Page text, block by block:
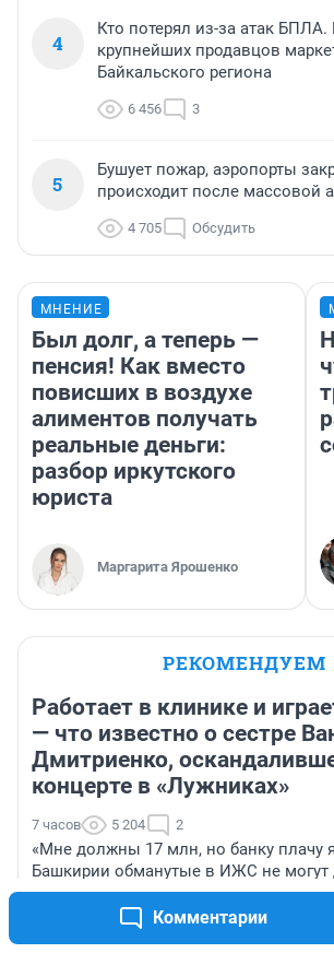
Комментарии
4
Кто потерял из-за атак БПЛА.
крупнейших продавцов
Байкальского региона
6 456 3
5
Бушует пожар, аэропорты
происходит после массовой
4 705 Обсудить
МНЕНИЕ
Был долг, а теперь —
пенсия! Как вместо
повисших в воздухе
алиментов получать
реальные деньги:
разбор иркутского
юриста
Маргарита Ярошенко
РЕКОМЕНДУЕМ
Работает в клинике и
— что известно о сестре
Дмитриенко,
концерте в «Лужниках»
7 часов 5 204 2
«Мне должны 17 млн, но банку плачу
Башкирии обманутые в ИЖС не могут
правды